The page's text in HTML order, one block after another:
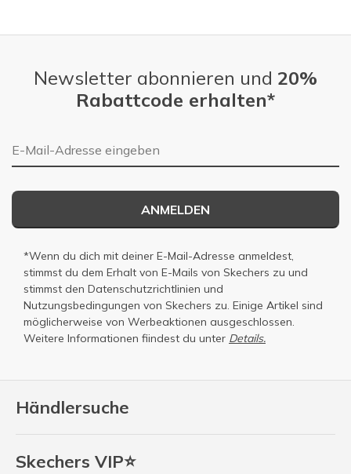
Händlersuche
Skechers VIP⭐
Newsletter abonnieren und 20%
Rabattcode erhalten*
E-Mail-Adresse
ANMELDEN
*Wenn du dich mit deiner E-Mail-Adresse anmeldest,
stimmst du dem Erhalt von E-Mails von Skechers zu und
stimmst den Datenschutzrichtlinien und
Nutzungsbedingungen von Skechers zu. Einige Artikel sind
möglicherweise von Werbeaktionen ausgeschlossen.
Weitere Informationen fiindest du unter Details.